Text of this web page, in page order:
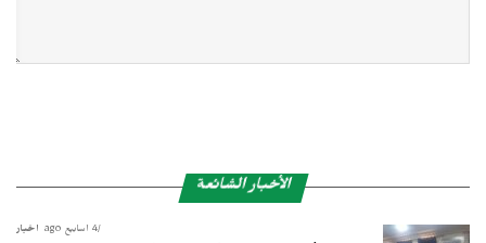
الأخبار الشائعة
أخبار 4 أسابيع ago